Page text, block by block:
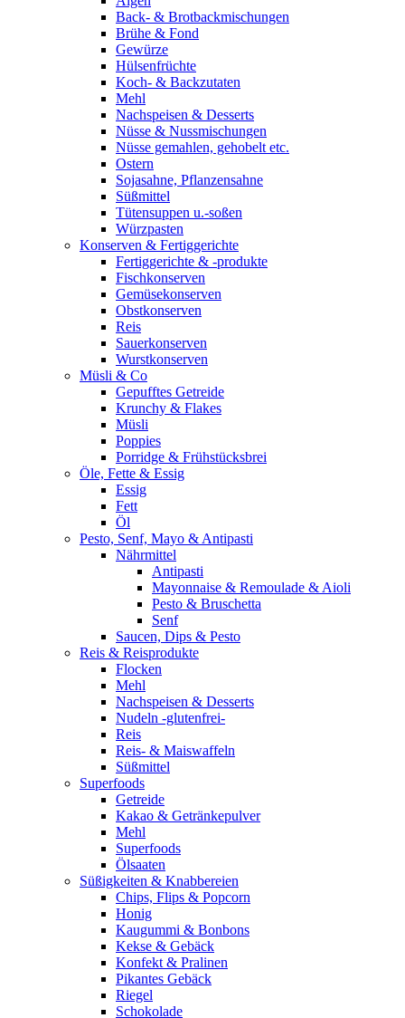
Back- & Brotbackmischungen
Brühe & Fond
Gewürze
Hülsenfrüchte
Koch- & Backzutaten
Mehl
Nachspeisen & Desserts
Nüsse & Nussmischungen
Nüsse gemahlen, gehobelt etc.
Ostern
Sojasahne, Pflanzensahne
Süßmittel
Tütensuppen u.-soßen
Würzpasten
Konserven & Fertiggerichte
Fertiggerichte & -produkte
Fischkonserven
Gemüsekonserven
Obstkonserven
Reis
Sauerkonserven
Wurstkonserven
Müsli & Co
Gepufftes Getreide
Krunchy & Flakes
Müsli
Poppies
Porridge & Frühstücksbrei
Öle, Fette & Essig
Essig
Fett
Öl
Pesto, Senf, Mayo & Antipasti
Nährmittel
Antipasti
Mayonnaise & Remoulade & Aioli
Pesto & Bruschetta
Senf
Saucen, Dips & Pesto
Reis & Reisprodukte
Flocken
Mehl
Nachspeisen & Desserts
Nudeln -glutenfrei-
Reis
Reis- & Maiswaffeln
Süßmittel
Superfoods
Getreide
Kakao & Getränkepulver
Mehl
Superfoods
Ölsaaten
Süßigkeiten & Knabbereien
Chips, Flips & Popcorn
Honig
Kaugummi & Bonbons
Kekse & Gebäck
Konfekt & Pralinen
Pikantes Gebäck
Riegel
Schokolade